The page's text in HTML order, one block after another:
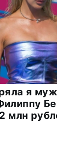
я
млн